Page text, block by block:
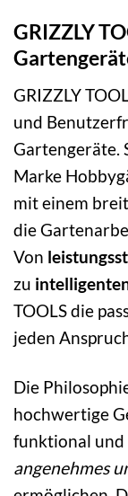
GRIZZLY
GRIZZLY
und
Gartengeräte.
Marke
mit einem
die
Von
zu
TOOLS die
jeden
Die
hochwertige
funktional und
angenehmes